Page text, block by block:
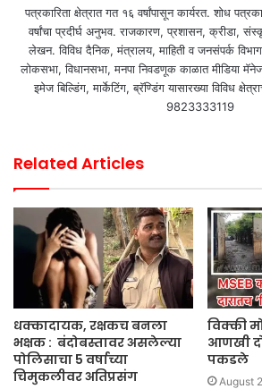
पत्रकारिता क्षेत्रात गत १६ वर्षांपासून कार्यरत. शोध
वर्षांचा प्रदीर्घ अनुभव. राजकारण, प्रशासन, क्रीडा,
लेखन. विविध दैनिक, मंत्रालय, माहिती व जनसंपर्क
लोकसभा, विधानसभा, मनपा निवडणूक काळात मीडिया
इमेज बिल्डिंग, मार्केटिंग, ब्रॅण्डिंग यासारख्या विविध
9823333119
Related Articles
धक्कादायक, रक्षकच बनला
भक्षक : बंदोबस्तावर असलेल्या
पोलिसाचा 5 वर्षाच्या
चिमुकलीवर अतिप्रसंग
विक्की
आणखी
पकडले
August